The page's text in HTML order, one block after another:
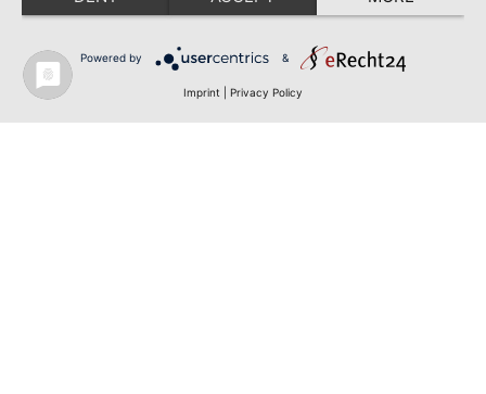
Powered by &
Imprint Privacy Policy